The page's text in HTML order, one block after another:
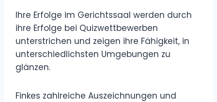
Ihre Erfolge im Gerichtssaal werden durch
ihre Erfolge bei Quizwettbewerben
unterstrichen und zeigen ihre Fähigkeit, in
unterschiedlichsten Umgebungen zu
glänzen.
Finkes zahlreiche Auszeichnungen und